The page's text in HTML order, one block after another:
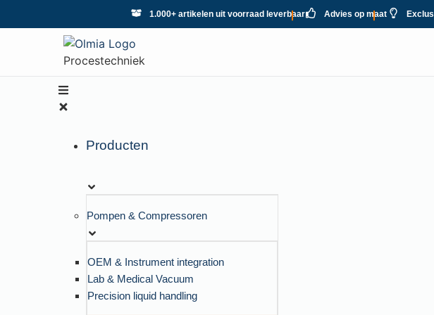
1.000+ artikelen uit voorraad leverbaar Advies op maat
Procestechniek
Producten
Pompen & Compressoren
OEM & Instrument integration
Lab & Medical Vacuum
Precision liquid handling